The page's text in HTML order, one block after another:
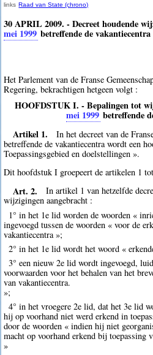
links Raad van State (chrono)
30 APRIL 2009. - Decreet houdende
mei 1999 betreffende de vakantiecentra
Het Parlement van de Franse
Regering, bekrachtigen hetgeen volgt :
HOOFDSTUK I. - Bepalingen tot
mei 1999 betreffende
Artikel 1.
In het decreet van de
betreffende de vakantiecentra wordt een
Toepassingsgebied en doelstellingen ».
Dit hoofdstuk I groepeert de artikelen 1
Art. 2.
In artikel 1 van hetzelfde
wijzigingen aangebracht :
1° in het 1e lid worden de woorden «
ingevoegd tussen de woorden « voor de
vakantiecentra »;
2° in het 1e lid wordt het woord «
3° een nieuw 2e lid wordt ingevoegd,
voorwaarden voor het behalen van het
van vakantiecentra.
»;
4° in het vroegere 2e lid, dat het 3e lid
hij op voorhand niet werd erkend in
door de woorden « indien hij niet
macht op voorhand erkend bij toepassing
»